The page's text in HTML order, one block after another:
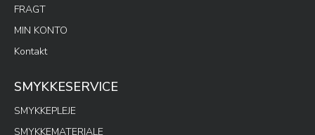
FRAGT
MIN KONTO
Kontakt
SMYKKESERVICE
SMYKKEPLEJE
SMYKKEMATERIALE